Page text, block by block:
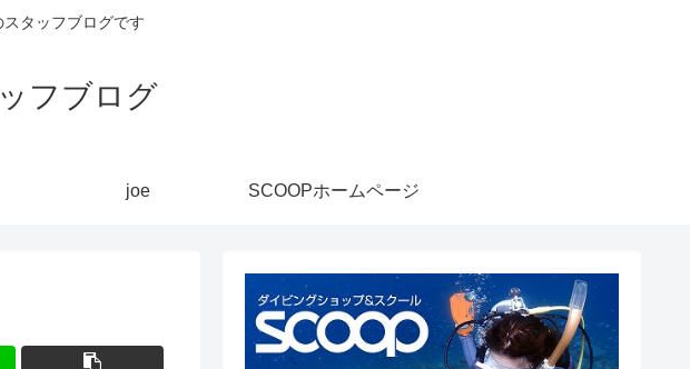
タッフブログです
フブログ
joe SCOOPホームページ